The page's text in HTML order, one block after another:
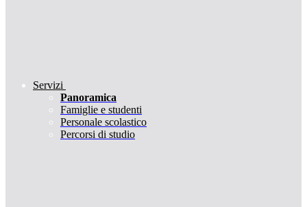
Servizi
Panoramica
Famiglie e studenti
Personale scolastico
Percorsi di studio